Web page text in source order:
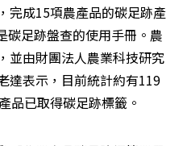
完成15項農產品的碳足跡產
碳足跡盤查的使用手冊。農
並由財團法人農業科技研究
達表示，目前統計約有119
品已取得碳足跡標籤。